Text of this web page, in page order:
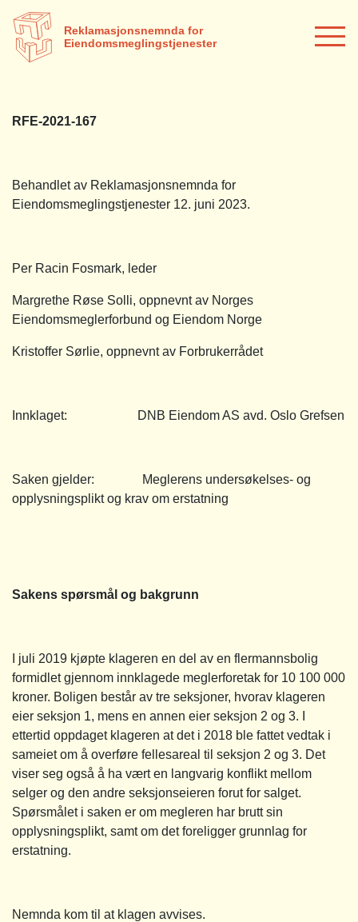
Reklamasjonsnemnda for
Eiendomsmeglingstjenester
RFE-2021-167
Behandlet av Reklamasjonsnemnda for
Eiendomsmeglingstjenester 12. juni 2023.
Per Racin Fosmark, leder
Margrethe Røse Solli, oppnevnt av Norges
Eiendomsmeglerforbund og Eiendom Norge
Kristoffer Sørlie, oppnevnt av Forbrukerrådet
Innklaget: DNB Eiendom AS avd. Oslo Grefsen
Saken gjelder: Meglerens undersøkelses- og
opplysningsplikt og krav om erstatning
Sakens spørsmål og bakgrunn
I juli 2019 kjøpte klageren en del av en flermannsbolig
formidlet gjennom innklagede meglerforetak for 10 100 000
kroner. Boligen består av tre seksjoner, hvorav klageren
eier seksjon 1, mens en annen eier seksjon 2 og 3. I
ettertid oppdaget klageren at det i 2018 ble fattet vedtak i
sameiet om å overføre fellesareal til seksjon 2 og 3. Det
viser seg også å ha vært en langvarig konflikt mellom
selger og den andre seksjonseieren forut for salget.
Spørsmålet i saken er om megleren har brutt sin
opplysningsplikt, samt om det foreligger grunnlag for
erstatning.
Nemnda kom til at klagen avvises.